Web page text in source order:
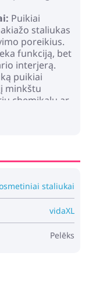
Puikiai
staliukas
poreikius.
funkciją, bet
interjerą.
puikiai
minkštu
chemikalų ar
cm (I x P x A)
staliukai
vidaXL
Pelēks